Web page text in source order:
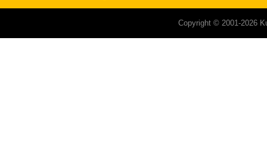
Copyright © 2001-2026